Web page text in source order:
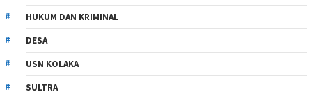
HUKUM DAN KRIMINAL
DESA
USN KOLAKA
SULTRA